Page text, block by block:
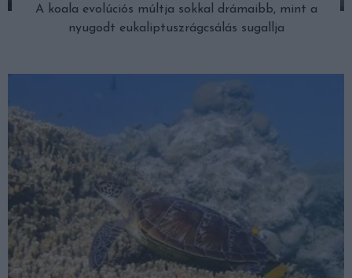
A koala evolúciós múltja sokkal drámaibb, mint a
nyugodt eukaliptuszrágcsálás sugallja